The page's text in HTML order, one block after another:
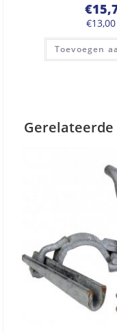
€
€13,00
Toevoegen